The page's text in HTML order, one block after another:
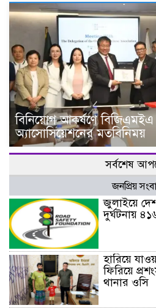
বিনিয়োগ আকর্ষণে
অ্যাসোসিয়েশনের মতবিনিময়
সর্বশেষ
জনপ্রিয়
জুলাইয়ে
দুর্ঘটনায়
হারিয়ে
ফিরিয়ে
থানার ওসি